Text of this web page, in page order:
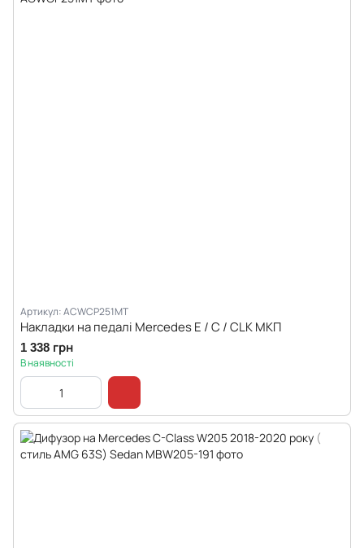
Артикул: ACWCP251MT
Накладки на педалі Mercedes E / C / CLK MКП
1 338 грн
В наявності